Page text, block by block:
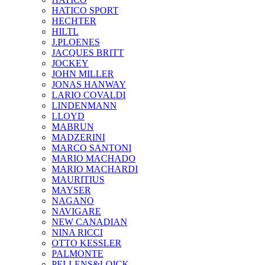
HATICO SPORT
HECHTER
HILTL
J.PLOENES
JAСQUES BRITT
JOCKEY
JOHN MILLER
JONAS HANWAY
LARIO COVALDI
LINDENMANN
LLOYD
MABRUN
MADZERINI
MARCO SANTONI
MARIO MACHADO
MARIO MACHARDI
MAURITIUS
MAYSER
NAGANO
NAVIGARE
NEW CANADIAN
NINA RICCI
OTTO KESSLER
PALMONTE